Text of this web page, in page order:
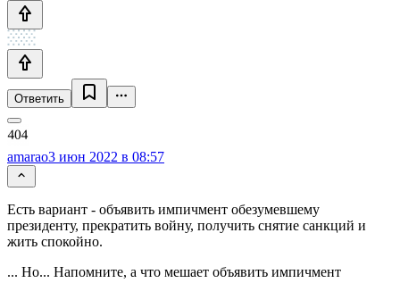
Ответить
amarao3 июн 2022 в 08:57
Есть вариант - объявить импичмент обезумевшему
президенту, прекратить войну, получить снятие санкций и
жить спокойно.
... Но... Напомните, а что мешает объявить импичмент